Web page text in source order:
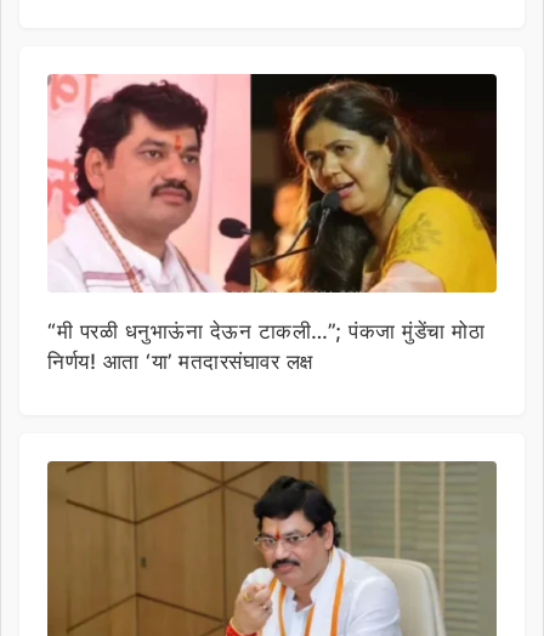
“मी परळी धनुभाऊंना देऊन टाकली…”; पंकजा मुंडेंचा मोठा
निर्णय! आता ‘या’ मतदारसंघावर लक्ष